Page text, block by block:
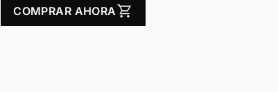
COMPRAR AHORAshopping_cart